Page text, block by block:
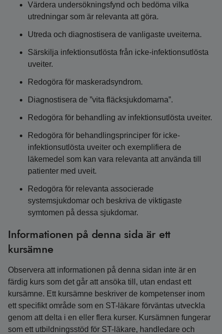
Värdera undersökningsfynd och bedöma vilka
utredningar som är relevanta att göra.
Utreda och diagnostisera de vanligaste uveiterna.
Särskilja infektionsutlösta från icke-infektionsutlösta
uveiter.
Redogöra för maskeradsyndrom.
Diagnostisera de ”vita fläcksjukdomarna”.
Redogöra för behandling av infektionsutlösta uveiter.
Redogöra för behandlingsprinciper för icke-
infektionsutlösta uveiter och exemplifiera de
läkemedel som kan vara relevanta att använda till
patienter med uveit.
Redogöra för relevanta associerade
systemsjukdomar och beskriva de viktigaste
symtomen på dessa sjukdomar.
Informationen på denna sida är ett
kursämne
Observera att informationen på denna sidan inte är en
färdig kurs som det går att ansöka till, utan endast ett
kursämne. Ett kursämne beskriver de kompetenser inom
ett specifikt område som en ST-läkare förväntas utveckla
genom att delta i en eller flera kurser. Kursämnen fungerar
som ett utbildningsstöd för ST-läkare, handledare och